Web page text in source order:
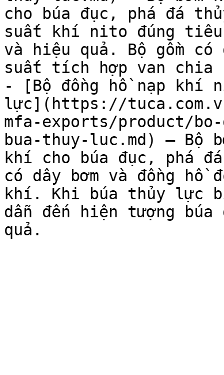
cho búa đục, phá đá
suất khí nito đúng tiêu
và hiệu quả. Bộ gồm có
suất tích hợp van chia
- [Bộ đồng hồ nạp khí
lực](https://
mfa-exports/product/
bua-thuy-luc.md) — Bộ
khí cho búa đục, phá
có dây bơm và đồng
khí. Khi búa thủy lực
dẫn đến hiện tượng